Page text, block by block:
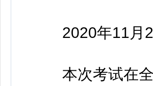
2020年11月
本次考试在全